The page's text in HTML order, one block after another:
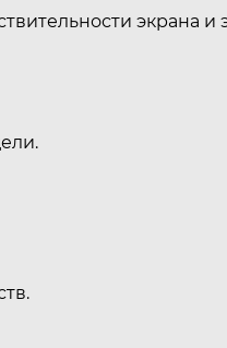
экрана и